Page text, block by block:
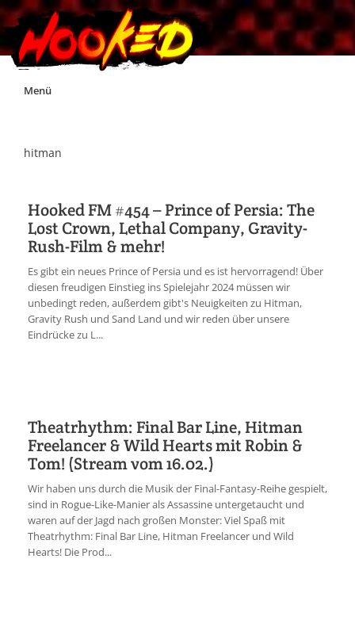
Skip
Menü
Impressum
Jobs
Discord
hitman
Hooked FM #454 – Prince of Persia: The
Lost Crown, Lethal Company, Gravity-
Rush-Film & mehr!
Es gibt ein neues Prince of Persia und es ist hervorragend! Über
diesen freudigen Einstieg ins Spielejahr 2024 müssen wir
unbedingt reden, außerdem gibt's Neuigkeiten zu Hitman,
Gravity Rush und Sand Land und wir reden über unsere
Eindrücke zu L...
Theatrhythm: Final Bar Line, Hitman
Freelancer & Wild Hearts mit Robin &
Tom! (Stream vom 16.02.)
Wir haben uns durch die Musik der Final-Fantasy-Reihe gespielt,
sind in Rogue-Like-Manier als Assassine untergetaucht und
waren auf der Jagd nach großen Monster: Viel Spaß mit
Theatrhythm: Final Bar Line, Hitman Freelancer und Wild
Hearts! Die Prod...